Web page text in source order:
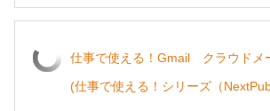
仕事で使える！Gmail クラウドメ
(仕事で使える！シリーズ（